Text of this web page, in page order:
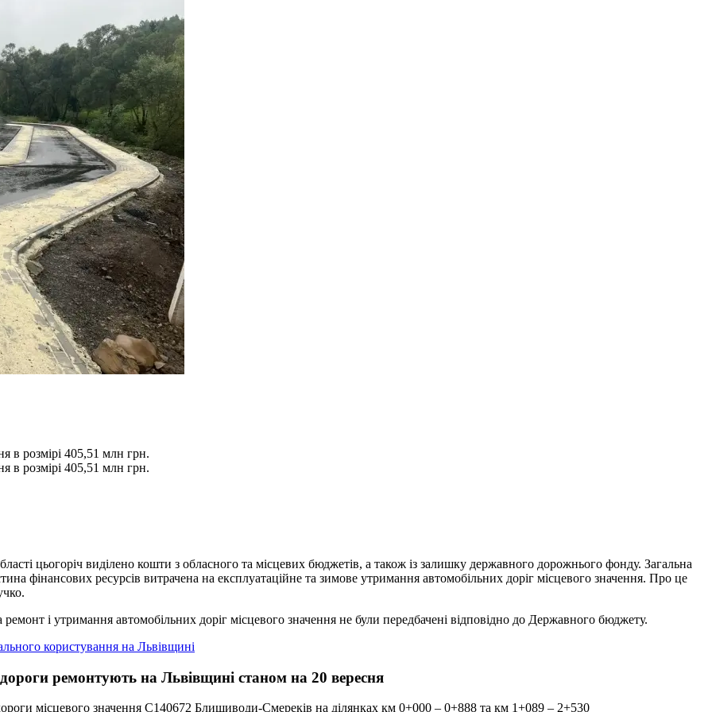
в розмірі 405,51 млн грн.
в розмірі 405,51 млн грн.
цьогоріч виділено кошти з обласного та місцевих бюджетів, а також із залишку державного дорожнього фонду. Загальна
фінансових ресурсів витрачена на експлуатаційне та зимове утримання автомобільних доріг місцевого значення. Про це
і утримання автомобільних доріг місцевого значення не були передбачені відповідно до Державного бюджету.
користування на Львівщині
ремонтують на Львівщині станом на 20 вересня
місцевого значення С140672 Блищиводи-Смереків на ділянках км 0+000 – 0+888 та км 1+089 – 2+530